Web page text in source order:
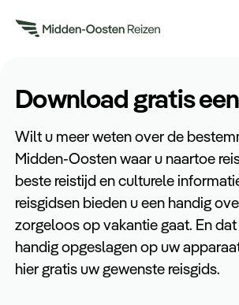
Type Reizen
Inspiratie
Meer
Budget
Zoeken
Download gratis
Wilt u meer weten over de
Midden-Oosten waar u naartoe
beste reistijd en culturele
reisgidsen bieden u een handig
zorgeloos op vakantie gaat. En
handig opgeslagen op uw
hier gratis uw gewenste reisgids.